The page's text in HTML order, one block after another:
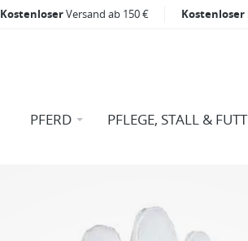
KostenloserVersand ab 150 € Kostenloser
PFERD PFLEGE, STALL &